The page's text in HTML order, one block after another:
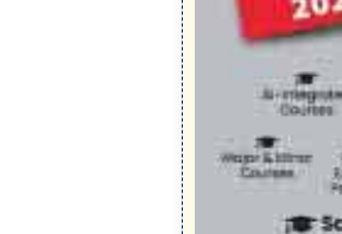
অনুপ্রবেশ নিয়ে তোপ
এদিন ঘাটালের মনসুকায়
করেন। লালকেল্লা থেকে
বন্দ্যোপাধ্যায় সীমান্তে বেড়া